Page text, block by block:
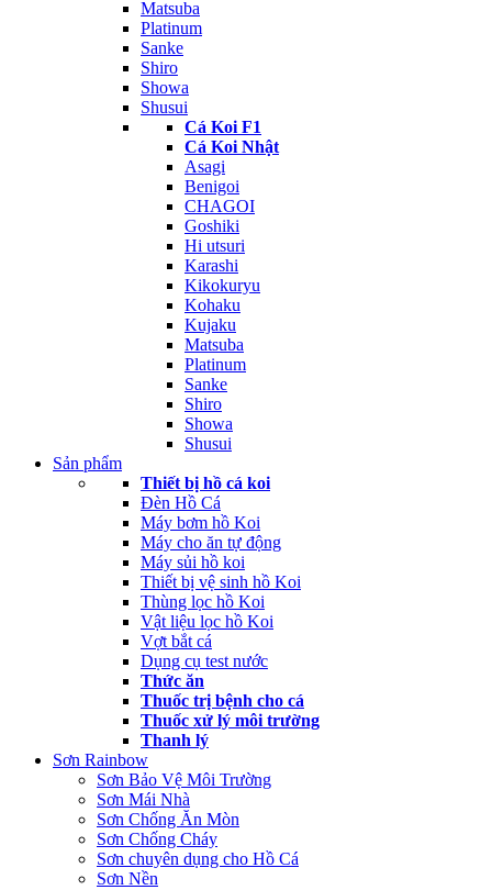
Matsuba
Platinum
Sanke
Shiro
Showa
Shusui
Cá Koi F1
Cá Koi Nhật
Asagi
Benigoi
CHAGOI
Goshiki
Hi utsuri
Karashi
Kikokuryu
Kohaku
Kujaku
Matsuba
Platinum
Sanke
Shiro
Showa
Shusui
Sản phẩm
Thiết bị hồ cá koi
Đèn Hồ Cá
Máy bơm hồ Koi
Máy cho ăn tự động
Máy sủi hồ koi
Thiết bị vệ sinh hồ Koi
Thùng lọc hồ Koi
Vật liệu lọc hồ Koi
Vợt bắt cá
Dụng cụ test nước
Thức ăn
Thuốc trị bệnh cho cá
Thuốc xử lý môi trường
Thanh lý
Sơn Rainbow
Sơn Bảo Vệ Môi Trường
Sơn Mái Nhà
Sơn Chống Ăn Mòn
Sơn Chống Cháy
Sơn chuyên dụng cho Hồ Cá
Sơn Nền